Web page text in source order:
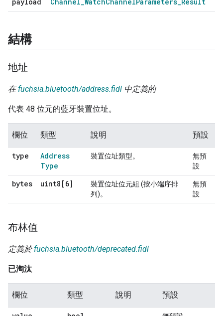
結構
地址
在fuchsia.bluetooth/address.fidl 中定義的
代表 48 位元的藍牙裝置位址。
欄位 類型 說明 預設
type
Address
Type
裝置位址類型。
無預
設
bytes uint8[6]
裝置位址位元組 (按小端序排
列)。
無預
設
布林值
定義於 fuchsia.bluetooth/deprecated.fidl
已淘汰
欄位 類型 說明 預設